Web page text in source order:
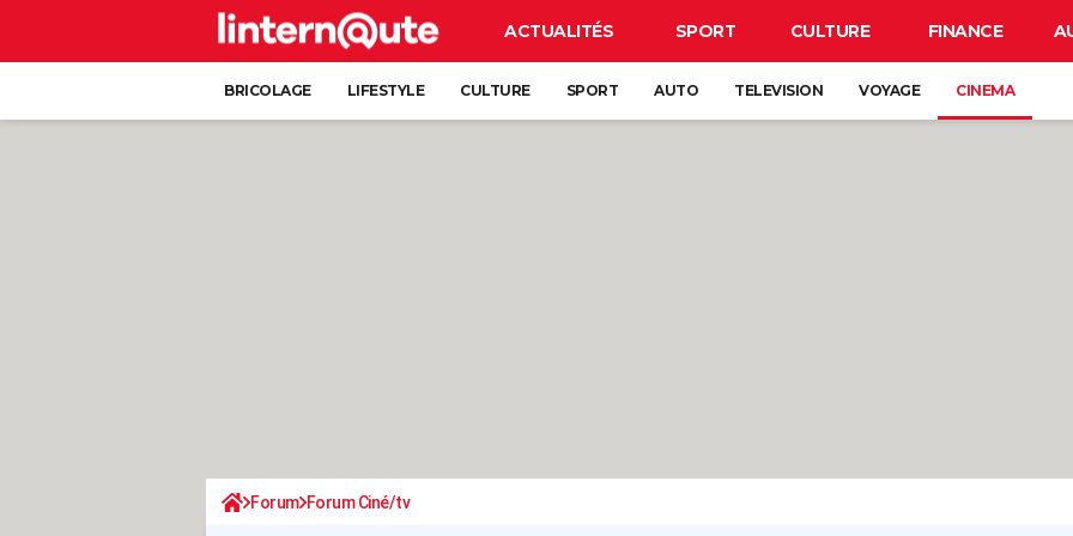
ACTUALITÉS SPORT CULTURE FINANCE
BRICOLAGE LIFESTYLE CULTURE SPORT AUTO TELEVISION VOYAGE CINEMA
Forum Forum Ciné/tv